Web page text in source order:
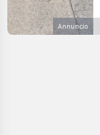
Annuncio